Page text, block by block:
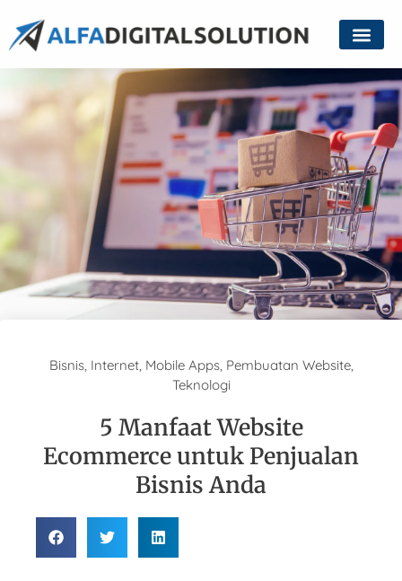
Bisnis, Internet, Mobile Apps, Pembuatan Website,
Teknologi
5 Manfaat Website
Ecommerce untuk Penjualan
Bisnis Anda